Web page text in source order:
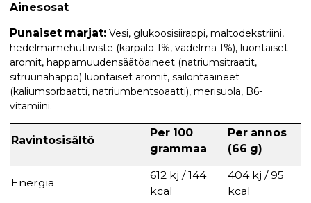
Ainesosat
Punaiset marjat: Vesi, glukoosisiirappi, maltodekstriini,
hedelmämehutiiviste (karpalo 1%, vadelma 1%), luontaiset
aromit, happamuudensäätöaineet (natriumsitraatit,
sitruunahappo) luontaiset aromit, säilöntäaineet
(kaliumsorbaatti, natriumbentsoaatti), merisuola, B6-
vitamiini.
Ravintosisältö
Per 100
grammaa
Per annos
(66 g)
Energia
612 kj / 144
kcal
404 kj / 95
kcal